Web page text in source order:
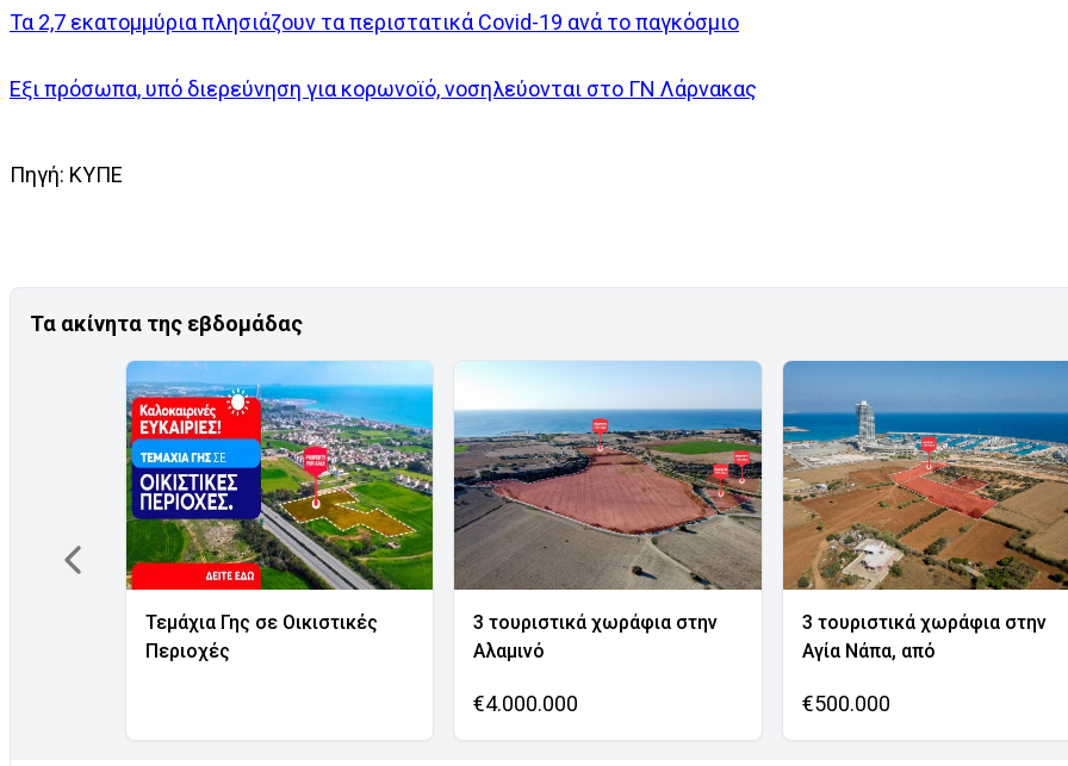
Τα 2,7 εκατομμύρια πλησιάζουν τα περιστατικά Cοvid-19 ανά το παγκόσμιο
Εξι πρόσωπα, υπό διερεύνηση για κορωνοϊό, νοσηλεύονται στο ΓΝ Λάρνακας
Πηγή: ΚΥΠΕ
Τα ακίνητα της εβδομάδας
Τεμάχια Γης σε Οικιστικές
Περιοχές
3 τουριστικά χωράφια στην
Αλαμινό
€4.000.000
3 τουριστικά χωράφια στην
Αγία Νάπα, από
€500.000